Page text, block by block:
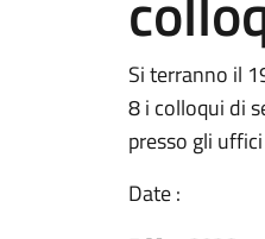
Si terranno il
8 i colloqui di
presso gli
Date :